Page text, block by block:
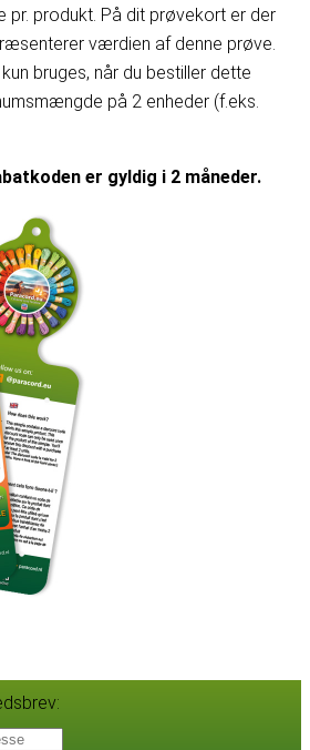
pr. produkt. På dit prøvekort er der
værdien af denne prøve.
bruges, når du bestiller dette
på 2 enheder (f.eks.
er gyldig i 2 måneder.